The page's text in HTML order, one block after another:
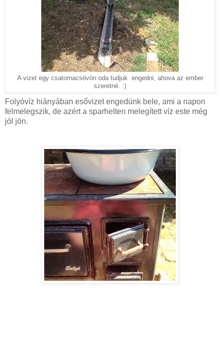
A vizet egy csatornacsövön oda tudjuk engedni, ahova az ember
szeretné. :)
Folyóvíz hiányában esővizet engedünk bele, ami a napon
felmelegszik, de azért a sparhelten melegített víz este még
jól jön.